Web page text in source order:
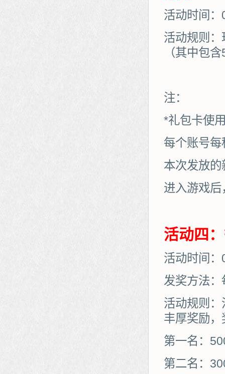
活动时间
活动规则
（其中包
注：
*礼包卡使
每个账号
本次发放
进入游戏后
活动四
活动时间
发奖方法：
活动规则
丰厚奖励
第一名：
第二名：